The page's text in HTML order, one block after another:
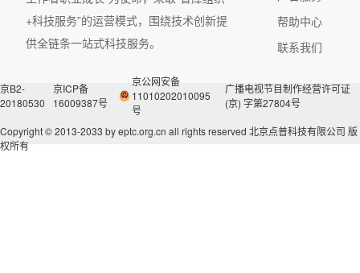
+科技服务”的运营模式，围绕技术创新提
供全链条一站式科技服务。
帮助中心
联系我们
京B2-
20180530
京ICP备
16009387号
京公网安备
11010202010095
号
广播电视节目制作经营许可证
(京) 字第27804号
Copyright © 2013-2033 by eptc.org.cn all rights reserved 北京点普科技有限公司 版
权所有